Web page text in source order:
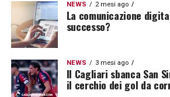
NEWS 2 mesi ago
La comunicazione
successo?
NEWS 3 mesi ago
Il Cagliari sbanca San
il cerchio dei gol da